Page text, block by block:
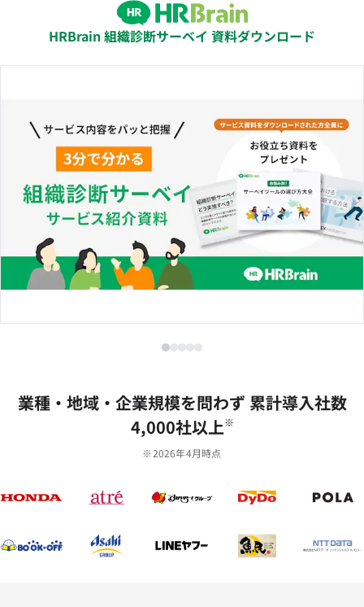
HRBrain 組織診断サーベイ 資料ダウンロード
業種‧地域‧企業規模を問わず 累計導⼊社数
4,000社以上※
※2026年4月時点